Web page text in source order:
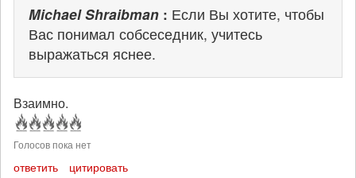
Michael Shraibman: Если Вы хотите, чтобы
Вас понимал собсеседник, учитесь
выражаться яснее.
Взаимно.
Голосов пока нет
ответить цитировать